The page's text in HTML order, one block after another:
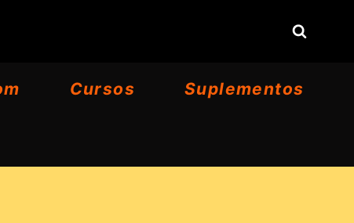
Cursos Suplementos